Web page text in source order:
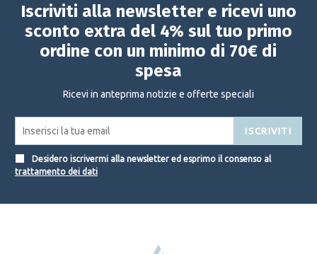
Iscriviti alla newsletter e ricevi uno
sconto extra del 4% sul tuo primo
ordine con un minimo di 70€ di
spesa
Ricevi in anteprima notizie e offerte speciali
ISCRIVITI
Desidero iscrivermi alla newsletter ed esprimo il consenso al
trattamento dei dati